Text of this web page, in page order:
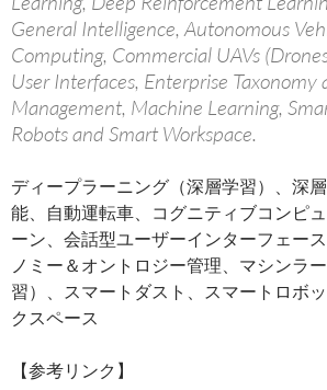
General Intelligence, Autonomous
Computing, Commercial UAVs
User Interfaces, Enterprise Taxonomy
Management, Machine Learning,
Robots and Smart Workspace.
ディープラーニング（深層学習）、深
能、自動運転車、コグニティブコンピ
ーン、会話型ユーザーインターフェー
ノミー＆オントロジー管理、マシンラ
習）、スマートダスト、スマートロボ
クスペース
【参考リンク】